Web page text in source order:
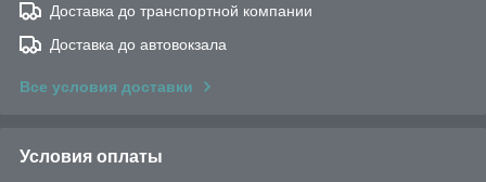
Доставка до транспортной компании
Доставка до автовокзала
Все условия доставки
Условия оплаты